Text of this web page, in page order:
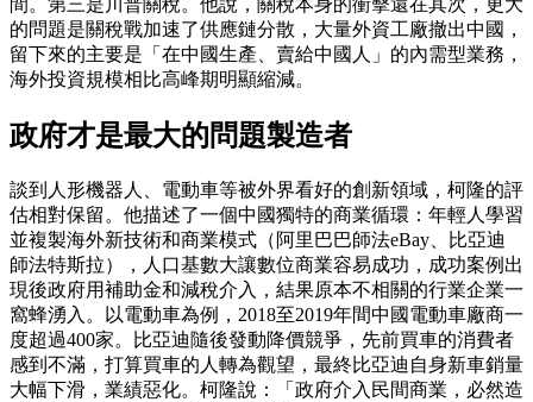
的問題是關稅戰加速了供應鏈分散，大量外資工廠撤出中國，
留下來的主要是「在中國生產、賣給中國人」的內需型業務，
海外投資規模相比高峰期明顯縮減。
政府才是最大的問題製造者
談到人形機器人、電動車等被外界看好的創新領域，柯隆的評
估相對保留。他描述了一個中國獨特的商業循環：年輕人學習
並複製海外新技術和商業模式（阿里巴巴師法eBay、比亞迪
師法特斯拉），人口基數大讓數位商業容易成功，成功案例出
現後政府用補助金和減稅介入，結果原本不相關的行業企業一
窩蜂湧入。以電動車為例，2018至2019年間中國電動車廠商一
度超過400家。比亞迪隨後發動降價競爭，先前買車的消費者
感到不滿，打算買車的人轉為觀望，最終比亞迪自身新車銷量
大幅下滑，業績惡化。柯隆說：「政府介入民間商業，必然造